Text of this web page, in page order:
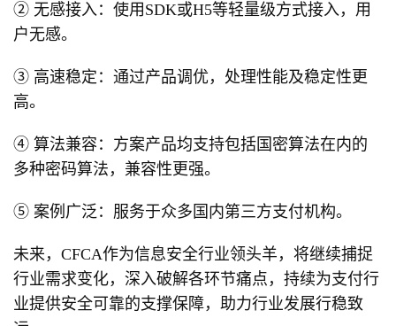
② 无感接入：使用SDK或H5等轻量级方式接入，用
户无感。
③ 高速稳定：通过产品调优，处理性能及稳定性更
高。
④ 算法兼容：方案产品均支持包括国密算法在内的
多种密码算法，兼容性更强。
⑤ 案例广泛：服务于众多国内第三方支付机构。
未来，CFCA作为信息安全行业领头羊，将继续捕捉
行业需求变化，深入破解各环节痛点，持续为支付行
业提供安全可靠的支撑保障，助力行业发展行稳致